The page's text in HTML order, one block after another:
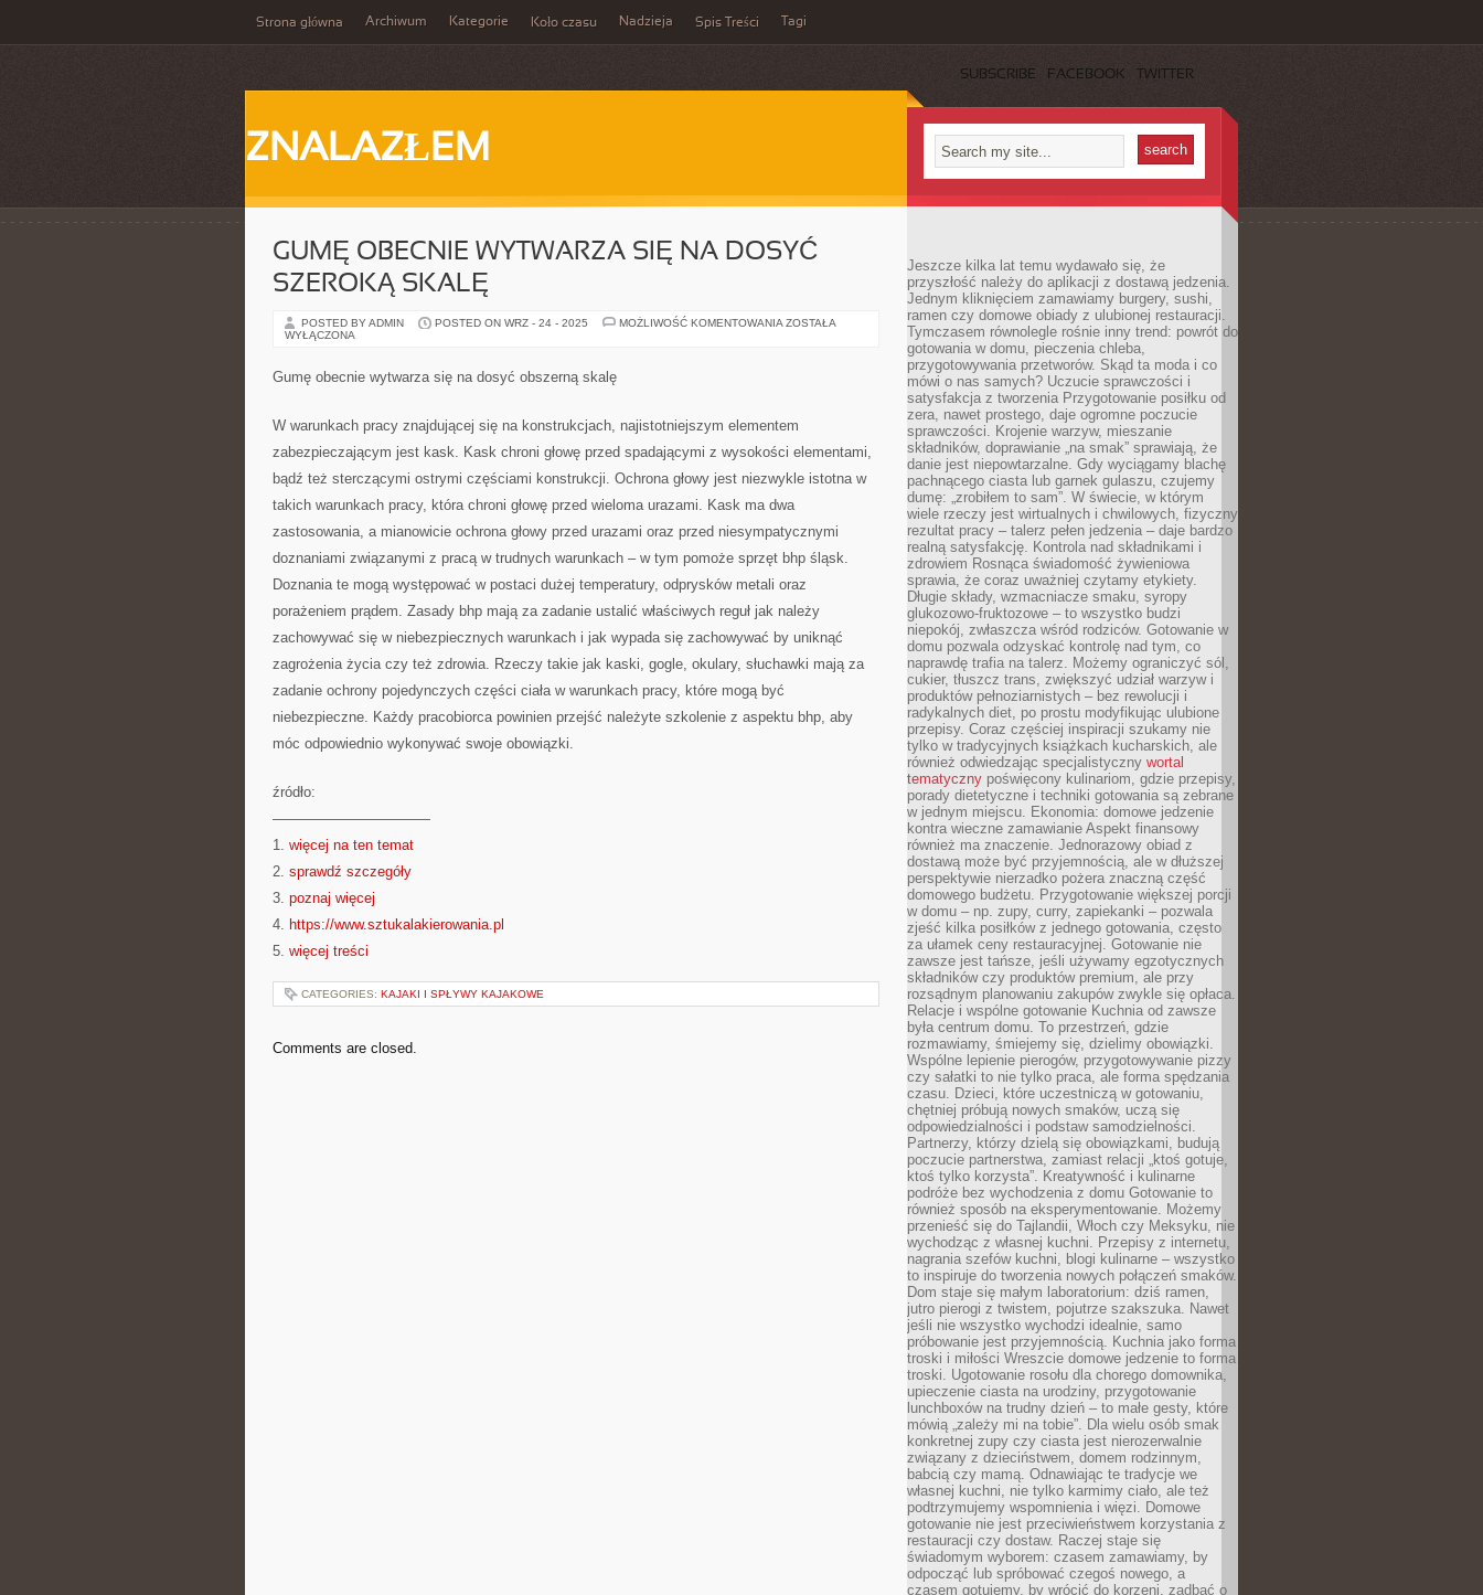
Strona główna Archiwum Kategorie Koło czasu Nadzieja Spis Treści Tagi
SUBSCRIBE FACEBOOK TWITTER
ZNALAZŁEM
GUMĘ OBECNIE WYTWARZA SIĘ NA DOSYĆ
SZEROKĄ SKALĘ
POSTED BY ADMIN POSTED ON WRZ - 24 - 2025 MOŻLIWOŚĆ KOMENTOWANIA GUMĘ
ZOSTAŁA
WYŁĄCZONA
Gumę obecnie wytwarza się na dosyć obszerną skalę
W warunkach pracy znajdującej się na konstrukcjach, najistotniejszym elementem
zabezpieczającym jest kask. Kask chroni głowę przed spadającymi z wysokości elementami,
bądź też sterczącymi ostrymi częściami konstrukcji. Ochrona głowy jest niezwykle istotna w
takich warunkach pracy, która chroni głowę przed wieloma urazami. Kask ma dwa
zastosowania, a mianowicie ochrona głowy przed urazami oraz przed niesympatycznymi
doznaniami związanymi z pracą w trudnych warunkach – w tym pomoże sprzęt bhp śląsk.
Doznania te mogą występować w postaci dużej temperatury, odprysków metali oraz
porażeniem prądem. Zasady bhp mają za zadanie ustalić właściwych reguł jak należy
zachowywać się w niebezpiecznych warunkach i jak wypada się zachowywać by uniknąć
zagrożenia życia czy też zdrowia. Rzeczy takie jak kaski, gogle, okulary, słuchawki mają za
zadanie ochrony pojedynczych części ciała w warunkach pracy, które mogą być
niebezpieczne. Każdy pracobiorca powinien przejść należyte szkolenie z aspektu bhp, aby
móc odpowiednio wykonywać swoje obowiązki.
źródło:
———————————
1. więcej na ten temat
2. sprawdź szczegóły
3. poznaj więcej
4. https://www.sztukalakierowania.pl
5. więcej treści
CATEGORIES: KAJAKI I SPŁYWY KAJAKOWE
Comments are closed.
Jeszcze kilka lat temu wydawało się, że
przyszłość należy do aplikacji z dostawą jedzenia.
Jednym kliknięciem zamawiamy burgery, sushi,
ramen czy domowe obiady z ulubionej restauracji.
Tymczasem równolegle rośnie inny trend: powrót do
gotowania w domu, pieczenia chleba,
przygotowywania przetworów. Skąd ta moda i co
mówi o nas samych? Uczucie sprawczości i
satysfakcja z tworzenia Przygotowanie posiłku od
zera, nawet prostego, daje ogromne poczucie
sprawczości. Krojenie warzyw, mieszanie
składników, doprawianie „na smak” sprawiają, że
danie jest niepowtarzalne. Gdy wyciągamy blachę
pachnącego ciasta lub garnek gulaszu, czujemy
dumę: „zrobiłem to sam”. W świecie, w którym
wiele rzeczy jest wirtualnych i chwilowych, fizyczny
rezultat pracy – talerz pełen jedzenia – daje bardzo
realną satysfakcję. Kontrola nad składnikami i
zdrowiem Rosnąca świadomość żywieniowa
sprawia, że coraz uważniej czytamy etykiety.
Długie składy, wzmacniacze smaku, syropy
glukozowo-fruktozowe – to wszystko budzi
niepokój, zwłaszcza wśród rodziców. Gotowanie w
domu pozwala odzyskać kontrolę nad tym, co
naprawdę trafia na talerz. Możemy ograniczyć sól,
cukier, tłuszcz trans, zwiększyć udział warzyw i
produktów pełnoziarnistych – bez rewolucji i
radykalnych diet, po prostu modyfikując ulubione
przepisy. Coraz częściej inspiracji szukamy nie
tylko w tradycyjnych książkach kucharskich, ale
również odwiedzając specjalistyczny wortal
tematyczny poświęcony kulinariom, gdzie przepisy,
porady dietetyczne i techniki gotowania są zebrane
w jednym miejscu. Ekonomia: domowe jedzenie
kontra wieczne zamawianie Aspekt finansowy
również ma znaczenie. Jednorazowy obiad z
dostawą może być przyjemnością, ale w dłuższej
perspektywie nierzadko pożera znaczną część
domowego budżetu. Przygotowanie większej porcji
w domu – np. zupy, curry, zapiekanki – pozwala
zjeść kilka posiłków z jednego gotowania, często
za ułamek ceny restauracyjnej. Gotowanie nie
zawsze jest tańsze, jeśli używamy egzotycznych
składników czy produktów premium, ale przy
rozsądnym planowaniu zakupów zwykle się opłaca.
Relacje i wspólne gotowanie Kuchnia od zawsze
była centrum domu. To przestrzeń, gdzie
rozmawiamy, śmiejemy się, dzielimy obowiązki.
Wspólne lepienie pierogów, przygotowywanie pizzy
czy sałatki to nie tylko praca, ale forma spędzania
czasu. Dzieci, które uczestniczą w gotowaniu,
chętniej próbują nowych smaków, uczą się
odpowiedzialności i podstaw samodzielności.
Partnerzy, którzy dzielą się obowiązkami, budują
poczucie partnerstwa, zamiast relacji „ktoś gotuje,
ktoś tylko korzysta”. Kreatywność i kulinarne
podróże bez wychodzenia z domu Gotowanie to
również sposób na eksperymentowanie. Możemy
przenieść się do Tajlandii, Włoch czy Meksyku, nie
wychodząc z własnej kuchni. Przepisy z internetu,
nagrania szefów kuchni, blogi kulinarne – wszystko
to inspiruje do tworzenia nowych połączeń smaków.
Dom staje się małym laboratorium: dziś ramen,
jutro pierogi z twistem, pojutrze szakszuka. Nawet
jeśli nie wszystko wychodzi idealnie, samo
próbowanie jest przyjemnością. Kuchnia jako forma
troski i miłości Wreszcie domowe jedzenie to forma
troski. Ugotowanie rosołu dla chorego domownika,
upieczenie ciasta na urodziny, przygotowanie
lunchboxów na trudny dzień – to małe gesty, które
mówią „zależy mi na tobie”. Dla wielu osób smak
konkretnej zupy czy ciasta jest nierozerwalnie
związany z dzieciństwem, domem rodzinnym,
babcią czy mamą. Odnawiając te tradycje we
własnej kuchni, nie tylko karmimy ciało, ale też
podtrzymujemy wspomnienia i więzi. Domowe
gotowanie nie jest przeciwieństwem korzystania z
restauracji czy dostaw. Raczej staje się
świadomym wyborem: czasem zamawiamy, by
odpocząć lub spróbować czegoś nowego, a
czasem gotujemy, by wrócić do korzeni, zadbać o